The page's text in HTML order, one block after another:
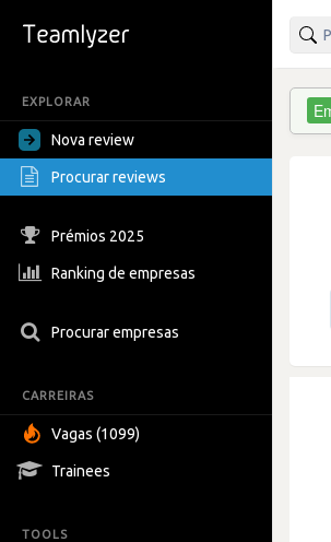
EXPLORAR
Nova review
Procurar reviews
Prémios 2025
Ranking de empresas
Procurar empresas
CARREIRAS
Vagas (1099)
Trainees
TOOLS